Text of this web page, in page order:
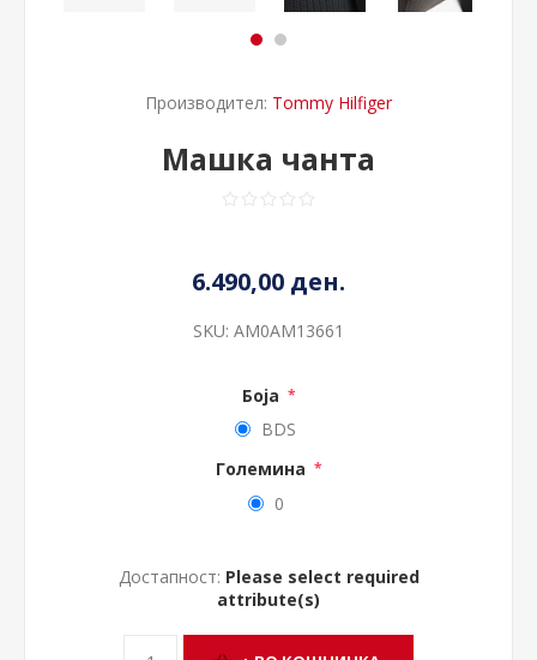
Производител: Tommy Hilfiger
Машка чанта
6.490,00 ден.
SKU: AM0AM13661
Боја *
BDS
Големина *
0
Достапност: Please select required
attribute(s)